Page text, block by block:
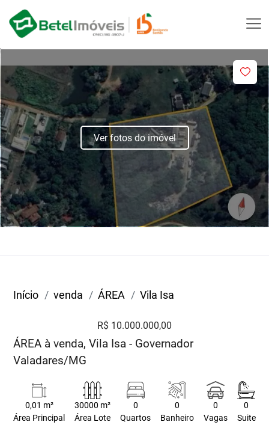
Ver fotos do imóvel
Início venda ÁREA Vila Isa
R$ 10.000.000,00
ÁREA à venda, Vila Isa - Governador
Valadares/MG
0,01 m²
Área Principal
30000 m²
Área Lote
0
Quartos
0
Banheiro
0
Vagas
0
Suite